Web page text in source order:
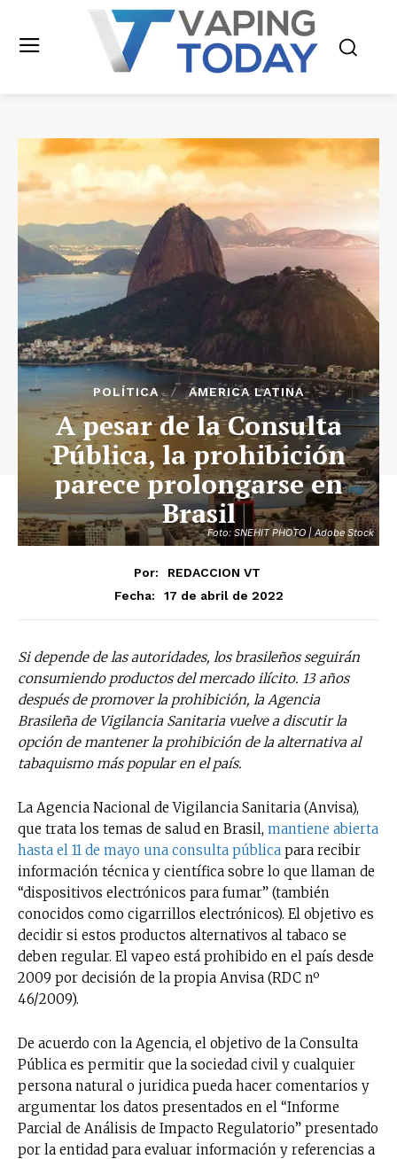
Foto: SNEHIT PHOTO | Adobe Stock
POLÍTICA AMERICA LATINA
A pesar de la Consulta
Pública, la prohibición
parece prolongarse en
Brasil
Por:
REDACCION VT
Fecha:
17 de abril de 2022
Si depende de las autoridades, los brasileños seguirán
consumiendo productos del mercado ilícito. 13 años
después de promover la prohibición, la Agencia
Brasileña de Vigilancia Sanitaria vuelve a discutir la
opción de mantener la prohibición de la alternativa al
tabaquismo más popular en el país.
La Agencia Nacional de Vigilancia Sanitaria (Anvisa),
que trata los temas de salud en Brasil, mantiene abierta
hasta el 11 de mayo una consulta pública para recibir
información técnica y científica sobre lo que llaman de
“dispositivos electrónicos para fumar” (también
conocidos como cigarrillos electrónicos). El objetivo es
decidir si estos productos alternativos al tabaco se
deben regular. El vapeo está prohibido en el país desde
2009 por decisión de la propia Anvisa (RDC nº
46/2009).
De acuerdo con la Agencia, el objetivo de la Consulta
Pública es permitir que la sociedad civil y cualquier
persona natural o juridica pueda hacer comentarios y
argumentar los datos presentados en el “Informe
Parcial de Análisis de Impacto Regulatorio” presentado
por la entidad para evaluar información y referencias a